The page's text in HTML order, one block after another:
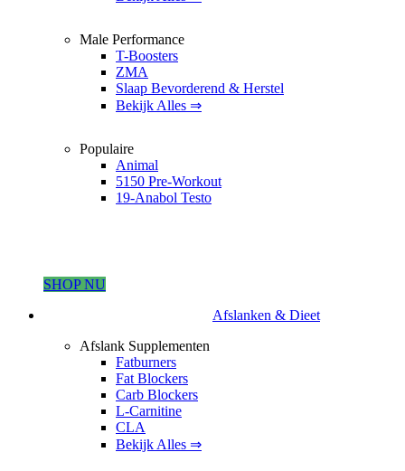
Male Performance
T-Boosters
ZMA
Slaap Bevorderend & Herstel
Bekijk Alles ⇒
Populaire
Animal
5150 Pre-Workout
19-Anabol Testo
SHOP NU
Afslanken & Dieet
Afslank Supplementen
Fatburners
Fat Blockers
Carb Blockers
L-Carnitine
CLA
Bekijk Alles ⇒